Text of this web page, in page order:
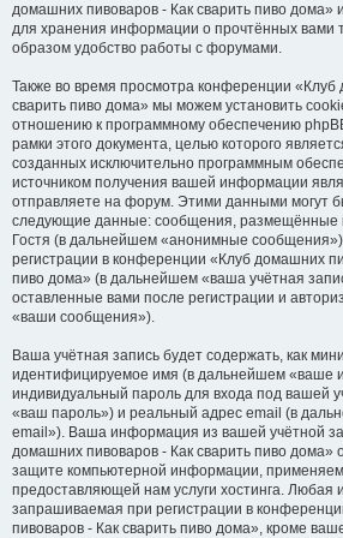
домашних пивоваров - Как cварить пиво дома»
для хранения информации о прочтённых вами
образом удобство работы с форумами.
Также во время просмотра конференции «Клуб
cварить пиво дома» мы можем установить
отношению к программному обеспечению
рамки этого документа, целью которого
созданных исключительно программным
источником получения вашей информации
отправляете на форум. Этими данными могут
следующие данные: сообщения, размещённые
Гостя (в дальнейшем «анонимные
регистрации в конференции «Клуб домашних
пиво дома» (в дальнейшем «ваша учётная
оставленные вами после регистрации и
«ваши сообщения»).
Ваша учётная запись будет содержать, как
идентифицируемое имя (в дальнейшем «ваше
индивидуальный пароль для входа под вашей
«ваш пароль») и реальный адрес email (в
email»). Ваша информация из вашей учётной
домашних пивоваров - Как cварить пиво дома»
защите компьютерной информации,
предоставляющей нам услуги хостинга. Любая
запрашиваемая при регистрации в
пивоваров - Как cварить пиво дома», кроме